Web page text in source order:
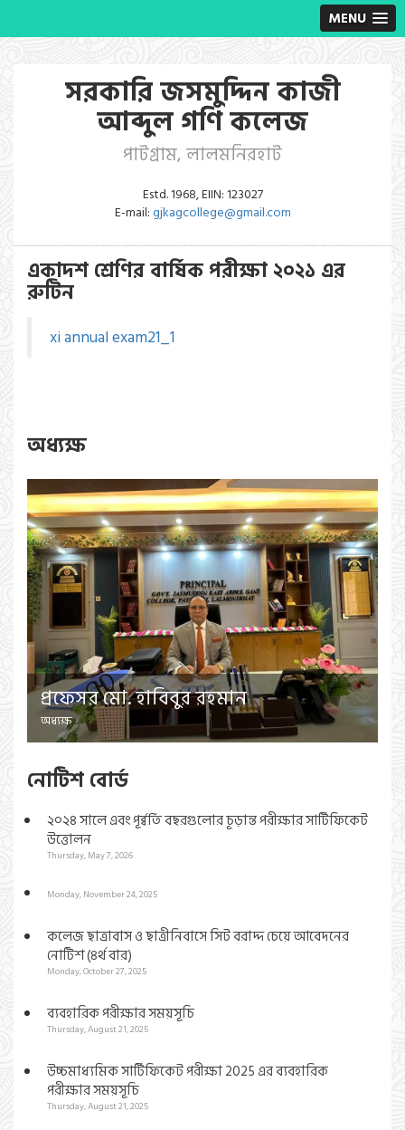
MENU
সরকারি জসমুদ্দিন কাজী
আব্দুল গণি কলেজ
পাটগ্রাম, লালমনিরহাট
Estd. 1968, EIIN: 123027
E-mail:gjkagcollege@gmail.com
একাদশ শ্রেণির বার্ষিক পরীক্ষা ২০২১ এর
রুটিন
xi annual exam21_1
অধ্যক্ষ
প্রফেসর মো. হাবিবুর রহমান
অধ্যক্ষ
নোটিশ বোর্ড
২০২৪ সালে এবং পূর্ব্বর্তি বছরগুলোর চূড়ান্ত পরীক্ষার সার্টিফিকেট
উত্তোলন
Thursday, May 7, 2026
Monday, November 24, 2025
কলেজ ছাত্রাবাস ও ছাত্রীনিবাসে সিট বরাদ্দ চেয়ে আবেদনের
নোটিশ (৪র্থ বার)
Monday, October 27, 2025
ব্যবহারিক পরীক্ষার সময়সূচি
Thursday, August 21, 2025
উচ্চমাধ্যমিক সার্টিফিকেট পরীক্ষা 2025 এর ব্যবহারিক
পরীক্ষার সময়সূচি
Thursday, August 21, 2025